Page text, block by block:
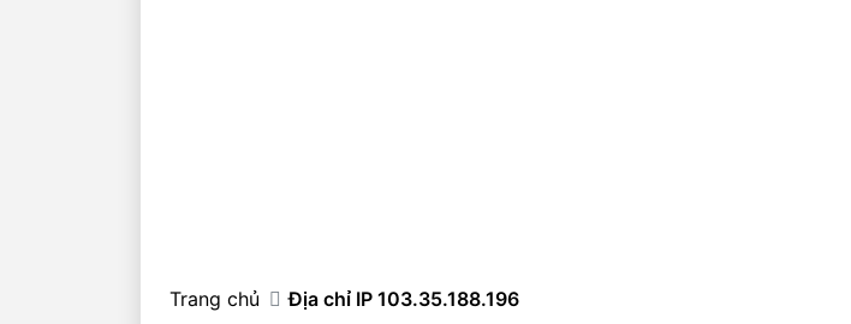
Trang chủ Địa chỉ IP 103.35.188.196